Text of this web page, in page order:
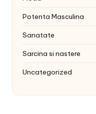
Potenta Masculina
Sanatate
Sarcina si nastere
Uncategorized